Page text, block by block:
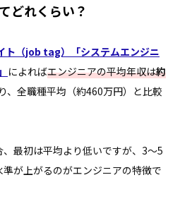
どれくらい？
ト（job tag）「システムエンジニ
によればエンジニアの平均年収は約
、全職種平均（約460万円）と比較
最初は平均より低いですが、3〜5
が上がるのがエンジニアの特徴で